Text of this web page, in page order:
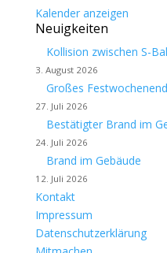
Kalender anzeigen
Neuigkeiten
Kollision zwischen S-
3. August 2026
Großes
27. Juli 2026
Bestätigter Brand im
24. Juli 2026
Brand im Gebäude
12. Juli 2026
Kontakt
Impressum
Datenschutzerklärung